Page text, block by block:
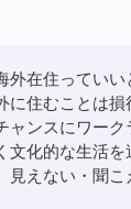
外在住っていい
に住むことは
ンスにワーク
文化的な生活
見えない・聞こ